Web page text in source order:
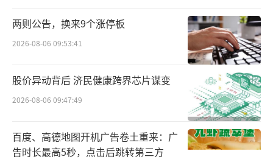
到“抄袭”质疑而暂时下线。
对于投资者来说，Figma的估值调整或许
提供了一个更加合理的投资窗口，但也对其长
期发展保持了谨慎乐观态度，不禁令人再次感
求助Adobe，叫板Adobe，携手Adobe
两则公告，换来9个涨停板
2026-08-06 09:53:41
股价异动背后 济民健康跨界芯片谋变
2026-08-06 09:47:49
百度、高德地图开机广告卷土重来：广
告时长最高5秒，点击后跳转第三方